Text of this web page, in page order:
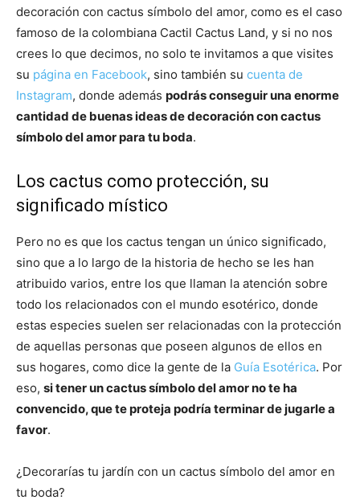
decoración con cactus símbolo del amor, como es el caso
famoso de la colombiana Cactil Cactus Land, y si no nos
crees lo que decimos, no solo te invitamos a que visites
su página en Facebook, sino también su cuenta de
Instagram, donde además podrás conseguir una enorme
cantidad de buenas ideas de decoración con cactus
símbolo del amor para tu boda.
Los cactus como protección, su
significado místico
Pero no es que los cactus tengan un único significado,
sino que a lo largo de la historia de hecho se les han
atribuido varios, entre los que llaman la atención sobre
todo los relacionados con el mundo esotérico, donde
estas especies suelen ser relacionadas con la protección
de aquellas personas que poseen algunos de ellos en
sus hogares, como dice la gente de la Guía Esotérica. Por
eso, si tener un cactus símbolo del amor no te ha
convencido, que te proteja podría terminar de jugarle a
favor.
¿Decorarías tu jardín con un cactus símbolo del amor en
tu boda?